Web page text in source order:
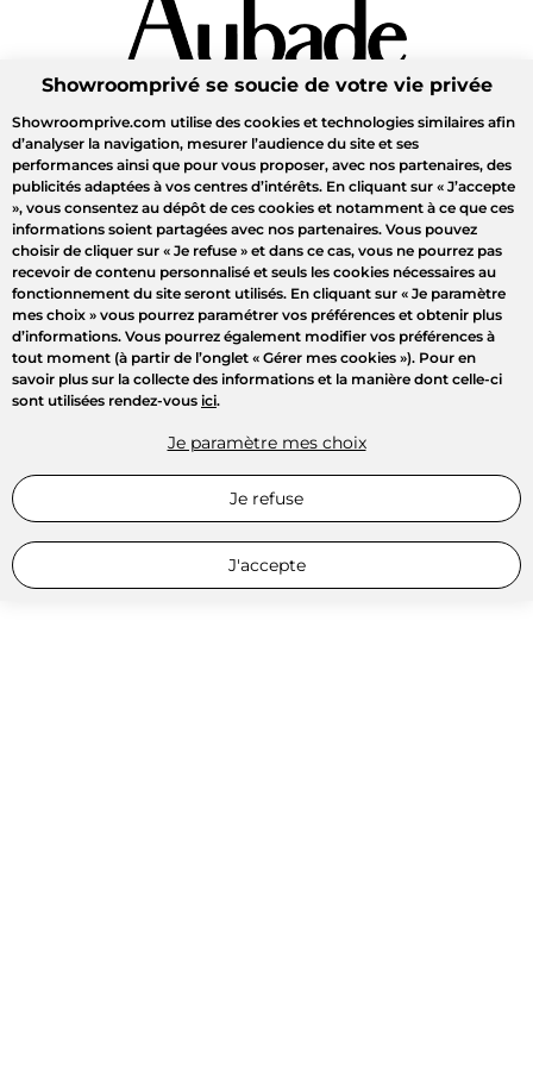
Showroomprivé se soucie de votre vie privée
Showroomprive.com utilise des cookies et technologies similaires afin
d’analyser la navigation, mesurer l’audience du site et ses
performances ainsi que pour vous proposer, avec nos partenaires, des
publicités adaptées à vos centres d’intérêts. En cliquant sur « J’accepte
», vous consentez au dépôt de ces cookies et notamment à ce que ces
informations soient partagées avec nos partenaires. Vous pouvez
choisir de cliquer sur « Je refuse » et dans ce cas, vous ne pourrez pas
recevoir de contenu personnalisé et seuls les cookies nécessaires au
fonctionnement du site seront utilisés. En cliquant sur « Je paramètre
mes choix » vous pourrez paramétrer vos préférences et obtenir plus
d’informations. Vous pourrez également modifier vos préférences à
tout moment (à partir de l’onglet « Gérer mes cookies »). Pour en
savoir plus sur la collecte des informations et la manière dont celle-ci
sont utilisées rendez-vous ici.
Je paramètre mes choix
Je refuse
J'accepte